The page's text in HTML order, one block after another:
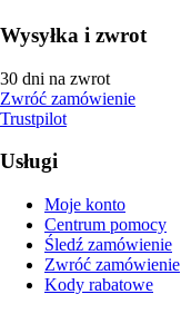
Wysyłka i zwrot
30 dni na zwrot
Zwróć zamówienie
Trustpilot
Usługi
Moje konto
Centrum pomocy
Śledź zamówienie
Zwróć zamówienie
Kody rabatowe